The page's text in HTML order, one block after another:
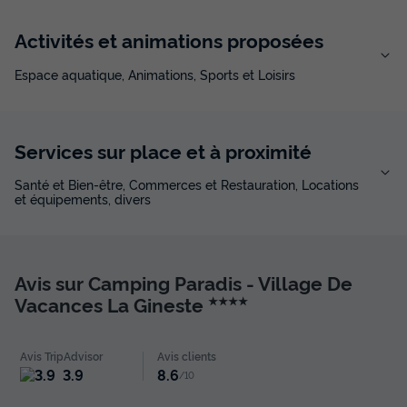
du14/09/2026 au 21/09/2026
Meilleur prix pour 7 nuits
Modifier les dates
CHALET 6 personnes - Chalet Auvergne
Activités et animations proposées
Espace aquatique, Animations, Sports et Loisirs
Services sur place et à proximité
Santé et Bien-être, Commerces et Restauration, Locations
et équipements, divers
Avis sur Camping Paradis - Village De
Vacances La Gineste ★★★★
Avis TripAdvisor
3.9
Avis clients
8.6/10